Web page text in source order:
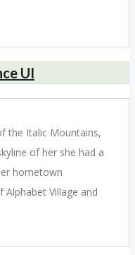
UI
the Italic Mountains,
of her she had a
hometown
Village and